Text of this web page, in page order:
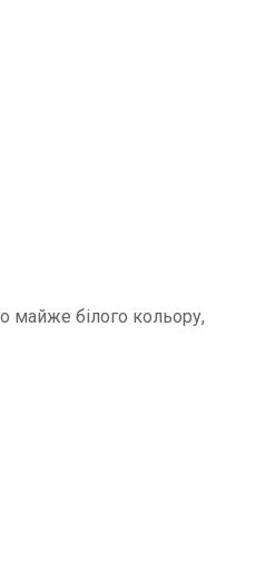
майже білого кольору,